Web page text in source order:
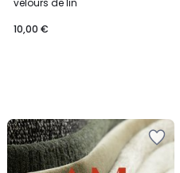
velours de lin
10,00 €